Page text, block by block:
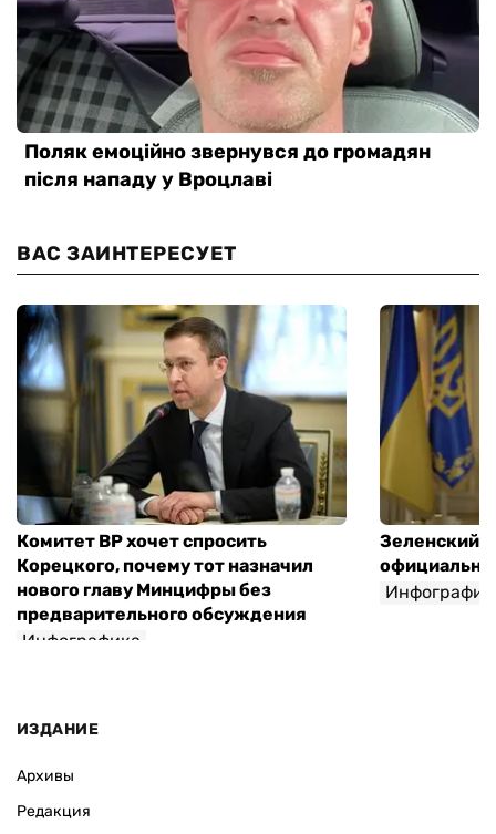
ВАС ЗАИНТЕРЕСУЕТ
Комитет ВР хочет спросить
Корецкого, почему тот назначил
нового главу Минцифры без
предварительного обсуждения
Инфографика
Зеленский
ИЗДАНИЕ
Архивы
Редакция